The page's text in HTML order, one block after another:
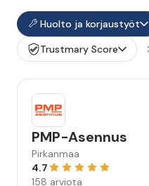
Huolto ja korjaustyöt
Trustmary Score
PMP-Asennus
Pirkanmaa
4.7
158 arviota